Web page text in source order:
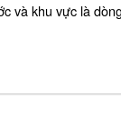
và khu vực là